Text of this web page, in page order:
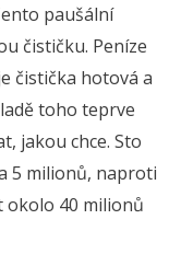
paušální
čističku. Peníze
čistička hotová a
toho teprve
jakou chce. Sto
5 milionů, naproti
okolo 40 milionů